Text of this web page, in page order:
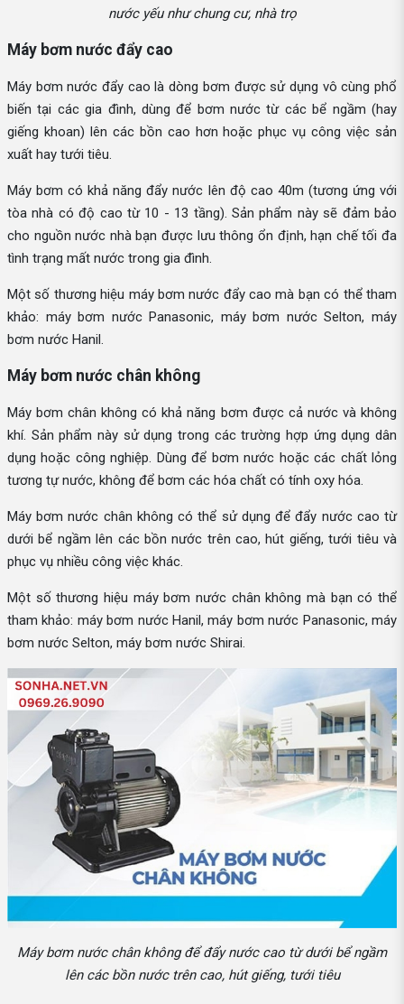
nước yếu như chung cư, nhà trọ
Máy bơm nước đẩy cao
Máy bơm nước đẩy cao là dòng bơm được sử dụng vô cùng phổ
biến tại các gia đình, dùng để bơm nước từ các bể ngầm (hay
giếng khoan) lên các bồn cao hơn hoặc phục vụ công việc sản
xuất hay tưới tiêu.
Máy bơm có khả năng đẩy nước lên độ cao 40m (tương ứng với
tòa nhà có độ cao từ 10 - 13 tầng). Sản phẩm này sẽ đảm bảo
cho nguồn nước nhà bạn được lưu thông ổn định, hạn chế tối đa
tình trạng mất nước trong gia đình.
Một số thương hiệu máy bơm nước đẩy cao mà bạn có thể tham
khảo: máy bơm nước Panasonic, máy bơm nước Selton, máy
bơm nước Hanil.
Máy bơm nước chân không
Máy bơm chân không có khả năng bơm được cả nước và không
khí. Sản phẩm này sử dụng trong các trường hợp ứng dụng dân
dụng hoặc công nghiệp. Dùng để bơm nước hoặc các chất lỏng
tương tự nước, không để bơm các hóa chất có tính oxy hóa.
Máy bơm nước chân không có thể sử dụng để đẩy nước cao từ
dưới bể ngầm lên các bồn nước trên cao, hút giếng, tưới tiêu và
phục vụ nhiều công việc khác.
Một số thương hiệu máy bơm nước chân không mà bạn có thể
tham khảo: máy bơm nước Hanil, máy bơm nước Panasonic, máy
bơm nước Selton, máy bơm nước Shirai.
Máy bơm nước chân không để đẩy nước cao từ dưới bể ngầm
lên các bồn nước trên cao, hút giếng, tưới tiêu